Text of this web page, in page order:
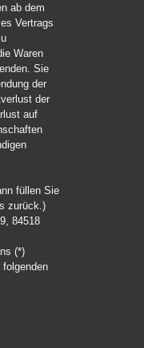
ab dem
Vertrags
Waren
Sie
der
der
auf
füllen Sie
zurück.)
84518
(*)